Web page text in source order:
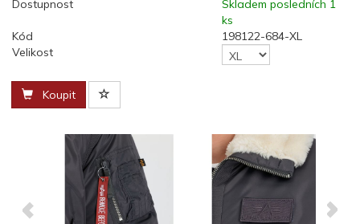
Dostupnost
Skladem posledních 1
ks
Kód
198122-684-XL
Velikost
Koupit